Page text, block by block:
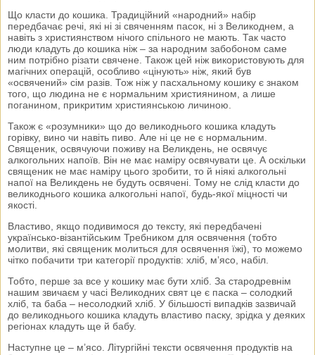
Що класти до кошика. Традиційний «народний» набір
передбачає речі, які ні зі свяченням пасок, ні з Великоднем, а
навіть з християнством нічого спільного не мають. Так часто
люди кладуть до кошика ніж – за народним забобоном саме
ним потрібно різати свячене. Також цей ніж використовують для
магічних операцій, особливо «цінують» ніж, який був
«освячений» сім разів. Тож ніж у пасхальному кошику є знаком
того, що людина не є нормальним християнином, а лише
поганином, прикритим християнською личиною.
Також є «розумники» що до великоднього кошика кладуть
горівку, вино чи навіть пиво. Але ні це не є нормальним.
Священик, освячуючи поживу на Великдень, не освячує
алкогольних напоїв. Він не має наміру освячувати це. А оскільки
священик не має наміру цього зробити, то й ніякі алкогольні
напої на Великдень не будуть освячені. Тому не слід класти до
великоднього кошика алкогольні напої, будь-якої міцності чи
якості.
Властиво, якщо подивимося до тексту, які передбачені
українсько-візантійським Требником для освячення (тобто
молитви, які священик молиться для освячення їжі), то можемо
чітко побачити три категорії продуктів: хліб, м’ясо, набіл.
Тобто, перше за все у кошику має бути хліб. За стародревнім
нашим звичаєм у часі Великодних свят це є паска – солодкий
хліб, та баба – несолодкий хліб. У більшості випадків зазвичай
до великоднього кошика кладуть властиво паску, зрідка у деяких
регіонах кладуть ще й бабу.
Наступне це – м’ясо. Літургійні тексти освячення продуктів на